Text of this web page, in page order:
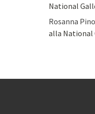
National
Rosanna
alla National